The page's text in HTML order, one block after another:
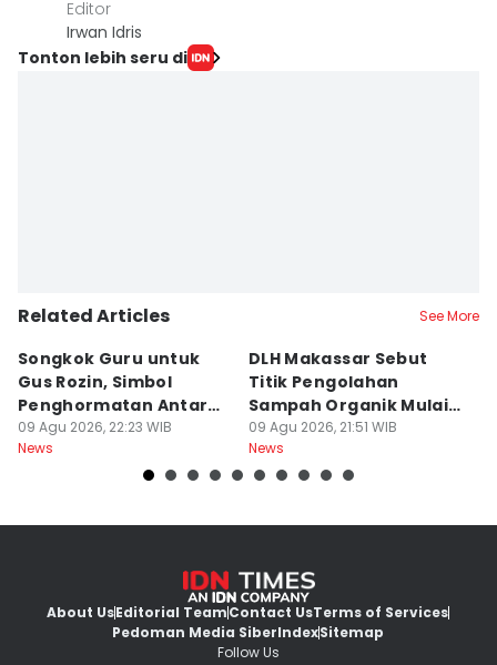
Editor
Irwan Idris
Tonton lebih seru di
Related Articles See More
Songkok Guru untuk
Gus Rozin, Simbol
Penghormatan Antar
Ulama
09 Agu 2026, 22:23 WIB
News
DLH Makassar Sebut
Titik Pengolahan
Sampah Organik Mulai
Bermunculan
09 Agu 2026, 21:51 WIB
News
About UsEditorial TeamContact UsTerms of Services
Pedoman Media SiberIndexSitemap
Follow Us